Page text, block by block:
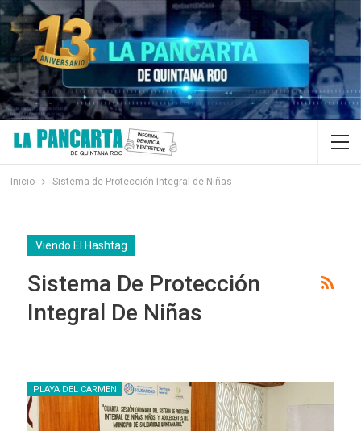
Inicio Sistema de Protección Integral de Niñas
Viendo El Hashtag
Sistema De Protección
Integral De Niñas
PLAYA DEL CARMEN